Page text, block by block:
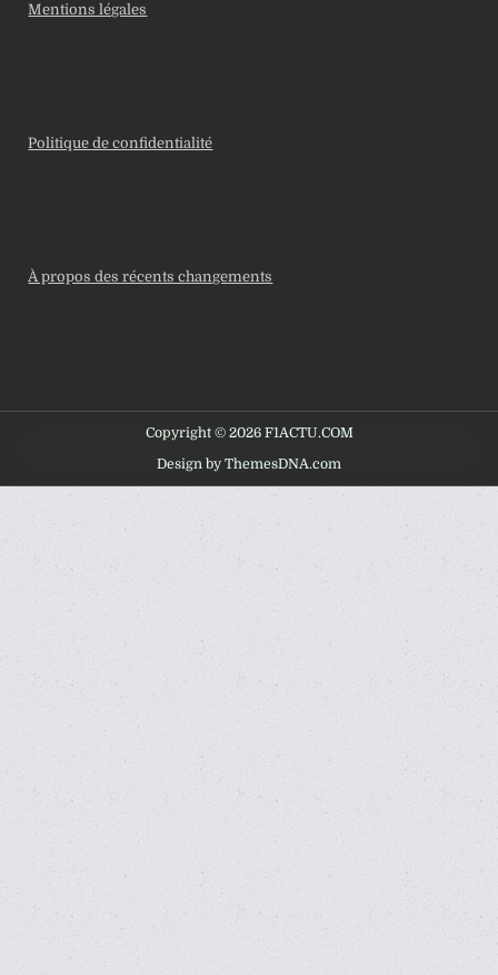
Mentions légales
Politique de confidentialité
À propos des récents changements
Copyright © 2026 F1ACTU.COM
Design by ThemesDNA.com